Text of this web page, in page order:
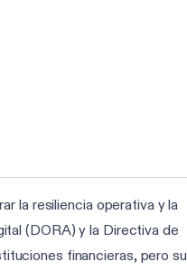
la resiliencia operativa y la
(DORA) y la Directiva de
financieras, pero su